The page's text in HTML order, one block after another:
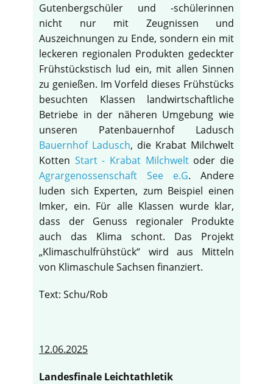
Gutenbergschüler und -schülerinnen
nicht nur mit Zeugnissen und
Auszeichnungen zu Ende, sondern ein mit
leckeren regionalen Produkten gedeckter
Frühstückstisch lud ein, mit allen Sinnen
zu genießen. Im Vorfeld dieses Frühstücks
besuchten Klassen landwirtschaftliche
Betriebe in der näheren Umgebung wie
unseren Patenbauernhof Ladusch
Bauernhof Ladusch, die Krabat Milchwelt
Kotten Start - Krabat Milchweltoder die
Agrargenossenschaft See e.G. Andere
luden sich Experten, zum Beispiel einen
Imker, ein. Für alle Klassen wurde klar,
dass der Genuss regionaler Produkte
auch das Klima schont. Das Projekt
„Klimaschulfrühstück“ wird aus Mitteln
von Klimaschule Sachsen finanziert.
Text: Schu/Rob
12.06.2025
Landesfinale Leichtathletik